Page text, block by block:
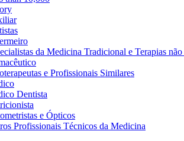
da Medicina Tradicional e Terapias
e Profissionais Similares
Dentista
e Ópticos
Profissionais Técnicos da Medicina